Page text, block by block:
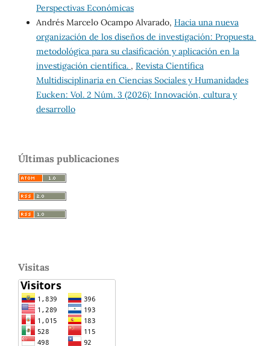
Perspectivas Económicas
Andrés Marcelo Ocampo Alvarado, Hacia una nueva
organización de los diseños de investigación: Propuesta
metodológica para su clasificación y aplicación en la
investigación científica. , Revista Científica
Multidisciplinaria en Ciencias Sociales y Humanidades
Eucken: Vol. 2 Núm. 3 (2026): Innovación, cultura y
desarrollo
Últimas publicaciones
Visitas